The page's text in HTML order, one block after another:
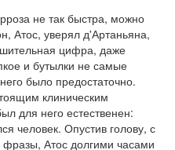
не так быстра, можно
Атос, уверял д'Артаньяна,
цифра, даже
и бутылки не самые
было предостаточно.
клиническим
для него естественен:
человек. Опустив голову, с
Атос долгими часами